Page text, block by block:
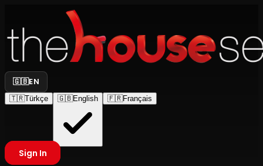
🇬🇧EN
🇹🇷Türkçe 🇬🇧English 🇫🇷Français
Sign In